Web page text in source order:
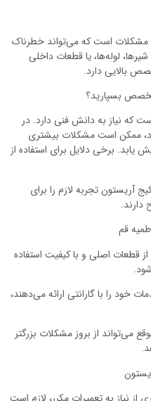
مشکلات است که می‌تواند خطرناک
لوله‌ها، یا قطعات داخلی
بالایی دارد.
که نیاز به دانش فنی دارد. در
ممکن است مشکلات بیشتری
یابد. برخی دلایل برای استفاده از
تجربه لازم را برای
قم
از قطعات اصلی و با کیفیت استفاده
خود را با گارانتی ارائه می‌دهند،
می‌تواند از بروز مشکلات بزرگتر